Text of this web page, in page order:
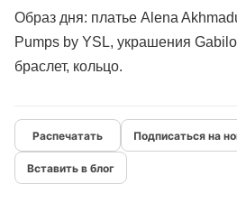
Образ дня: платье Alena
Pumps by YSL, украшения Gabilo
браслет, кольцо.
Подписаться на
Вставить в блог